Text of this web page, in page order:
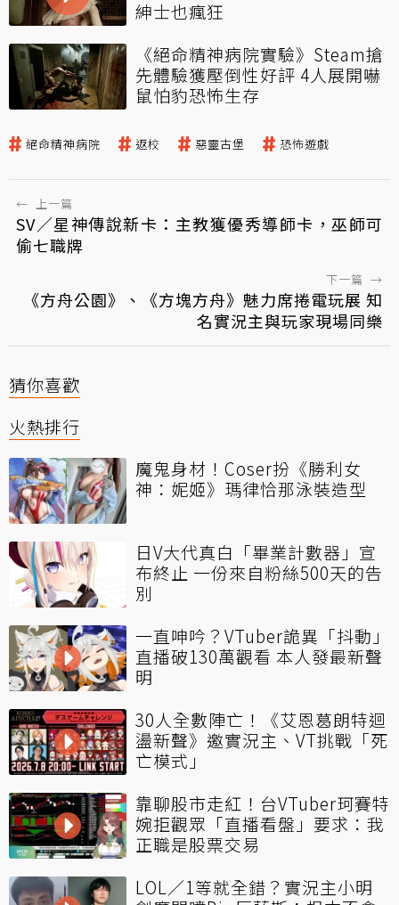
紳士也瘋狂
《絕命精神病院實驗》Steam搶
先體驗獲壓倒性好評 4人展開嚇
鼠怕豹恐怖生存
絕命精神病院 返校 惡靈古堡 恐怖遊戲
← 上一篇
SV／星神傳說新卡：主教獲優秀導師卡，巫師可
偷七職牌
下一篇 →
《方舟公園》、《方塊方舟》魅力席捲電玩展 知
名實況主與玩家現場同樂
猜你喜歡
火熱排行
魔鬼身材！Coser扮《勝利女
神：妮姬》瑪律恰那泳裝造型
日V大代真白「畢業計數器」宣
布終止 一份來自粉絲500天的告
別
一直呻吟？VTuber詭異「抖動」
直播破130萬觀看 本人發最新聲
明
30人全數陣亡！《艾恩葛朗特迴
盪新聲》邀實況主、VT挑戰「死
亡模式」
靠聊股市走紅！台VTuber珂賽特
婉拒觀眾「直播看盤」要求：我
正職是股票交易
LOL／1等就全錯？實況主小明